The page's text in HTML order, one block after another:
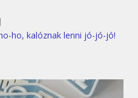
ho, kalóznak lenni jó-jó-jó!